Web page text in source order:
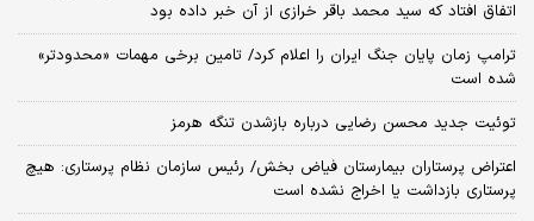
اتفاق افتاد که سید محمد باقر خرازی از آن خبر داده بود
ترامپ زمان پایان جنگ ایران را اعلام کرد/ تامین برخی مهمات «محدودتر»
شده است
توئیت جدید محسن رضایی درباره بازشدن تنگه هرمز
اعتراض پرستاران بیمارستان فیاض بخش/ رئیس سازمان نظام پرستاری: هیچ
پرستاری بازداشت یا اخراج نشده است